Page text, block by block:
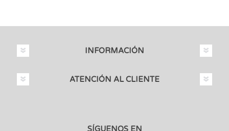
INFORMACIÓN
ATENCIÓN AL CLIENTE
SÍGUENOS EN